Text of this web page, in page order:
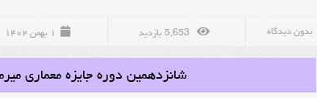
بدون دیدگاه ۱ بهمن ۱۴۰۲
شانزدهمین دوره جایزه معماری